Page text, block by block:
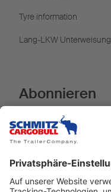
Tyre information
Lang-LKW Unterweisung
Abonnieren